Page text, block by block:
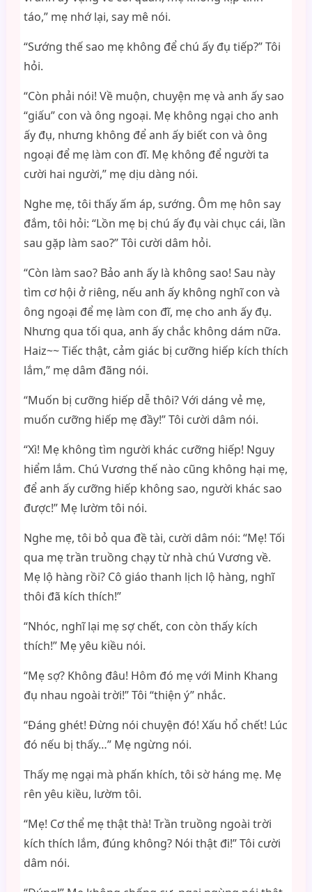
táo,” mẹ nhớ lại, say mê nói.
“Sướng thế sao mẹ không để chú ấy đụ tiếp?” Tôi
hỏi.
“Còn phải nói! Về muộn, chuyện mẹ và anh ấy sao
“giấu” con và ông ngoại. Mẹ không ngại cho anh
ấy đụ, nhưng không để anh ấy biết con và ông
ngoại để mẹ làm con đĩ. Mẹ không để người ta
cười hai người,” mẹ dịu dàng nói.
Nghe mẹ, tôi thấy ấm áp, sướng. Ôm mẹ hôn say
đắm, tôi hỏi: “Lồn mẹ bị chú ấy đụ vài chục cái, lần
sau gặp làm sao?” Tôi cười dâm hỏi.
“Còn làm sao? Bảo anh ấy là không sao! Sau này
tìm cơ hội ở riêng, nếu anh ấy không nghĩ con và
ông ngoại để mẹ làm con đĩ, mẹ cho anh ấy đụ.
Nhưng qua tối qua, anh ấy chắc không dám nữa.
Haiz~~ Tiếc thật, cảm giác bị cưỡng hiếp kích thích
lắm,” mẹ dâm đãng nói.
“Muốn bị cưỡng hiếp dễ thôi? Với dáng vẻ mẹ,
muốn cưỡng hiếp mẹ đầy!” Tôi cười dâm nói.
“Xì! Mẹ không tìm người khác cưỡng hiếp! Nguy
hiểm lắm. Chú Vương thế nào cũng không hại mẹ,
để anh ấy cưỡng hiếp không sao, người khác sao
được!” Mẹ lườm tôi nói.
Nghe mẹ, tôi bỏ qua đề tài, cười dâm nói: “Mẹ! Tối
qua mẹ trần truồng chạy từ nhà chú Vương về.
Mẹ lộ hàng rồi? Cô giáo thanh lịch lộ hàng, nghĩ
thôi đã kích thích!”
“Nhóc, nghĩ lại mẹ sợ chết, con còn thấy kích
thích!” Mẹ yêu kiều nói.
“Mẹ sợ? Không đâu! Hôm đó mẹ với Minh Khang
đụ nhau ngoài trời!” Tôi “thiện ý” nhắc.
“Đáng ghét! Đừng nói chuyện đó! Xấu hổ chết! Lúc
đó nếu bị thấy…” Mẹ ngừng nói.
Thấy mẹ ngại mà phấn khích, tôi sờ háng mẹ. Mẹ
rên yêu kiều, lườm tôi.
“Mẹ! Cơ thể mẹ thật thà! Trần truồng ngoài trời
kích thích lắm, đúng không? Nói thật đi!” Tôi cười
dâm nói.